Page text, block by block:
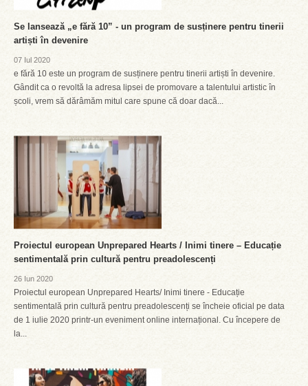
Se lansează „e fără 10” - un program de susținere pentru tinerii
artiști în devenire
07 Iul 2020
e fără 10 este un program de susținere pentru tinerii artiști în devenire.
Gândit ca o revoltă la adresa lipsei de promovare a talentului artistic în
școli, vrem să dărâmăm mitul care spune că doar dacă...
Proiectul european Unprepared Hearts / Inimi tinere – Educație
sentimentală prin cultură pentru preadolescenți
26 Iun 2020
Proiectul european Unprepared Hearts/ Inimi tinere - Educație
sentimentală prin cultură pentru preadolescenți se încheie oficial pe data
de 1 iulie 2020 printr-un eveniment online internațional. Cu începere de
la...